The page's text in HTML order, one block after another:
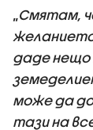
„Смятам,
даде нещо
може да
тази на